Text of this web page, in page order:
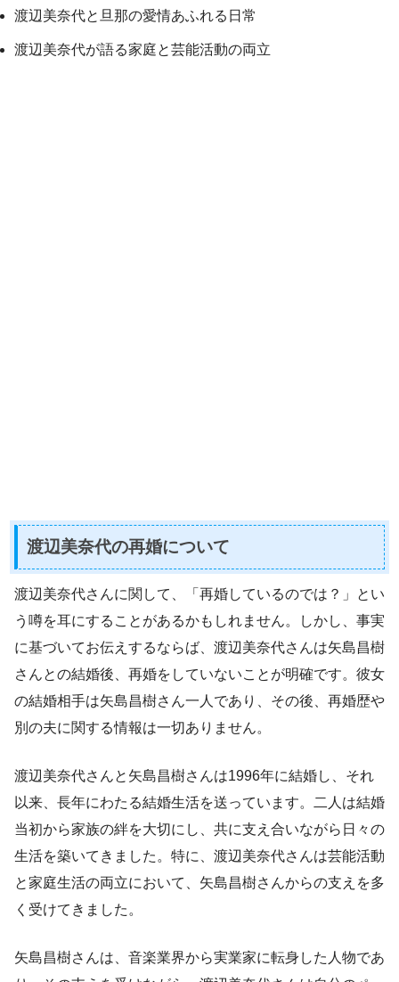
渡辺美奈代と旦那の愛情あふれる日常
渡辺美奈代が語る家庭と芸能活動の両立
渡辺美奈代の再婚について
渡辺美奈代さんに関して、「再婚しているのでは？」とい
う噂を耳にすることがあるかもしれません。しかし、事実
に基づいてお伝えするならば、渡辺美奈代さんは矢島昌樹
さんとの結婚後、再婚をしていないことが明確です。彼女
の結婚相手は矢島昌樹さん一人であり、その後、再婚歴や
別の夫に関する情報は一切ありません。
渡辺美奈代さんと矢島昌樹さんは1996年に結婚し、それ
以来、長年にわたる結婚生活を送っています。二人は結婚
当初から家族の絆を大切にし、共に支え合いながら日々の
生活を築いてきました。特に、渡辺美奈代さんは芸能活動
と家庭生活の両立において、矢島昌樹さんからの支えを多
く受けてきました。
矢島昌樹さんは、音楽業界から実業家に転身した人物であ